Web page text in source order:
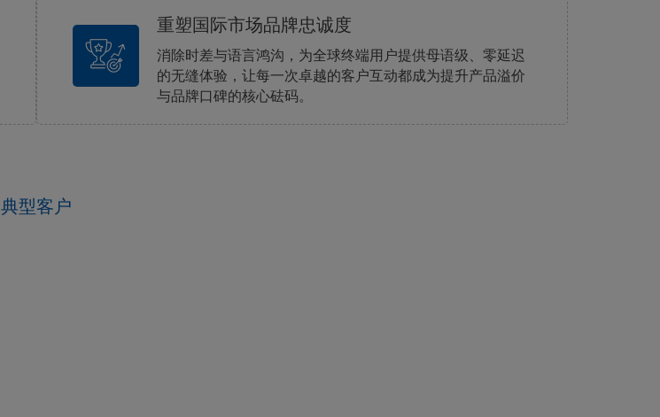
重塑国际市场品牌忠诚度
消除时差与语言鸿沟，为全球终端用户提供母语级、零延迟
的无缝体验，让每一次卓越的客户互动都成为提升产品溢价
与品牌口碑的核心砝码。
典型客户